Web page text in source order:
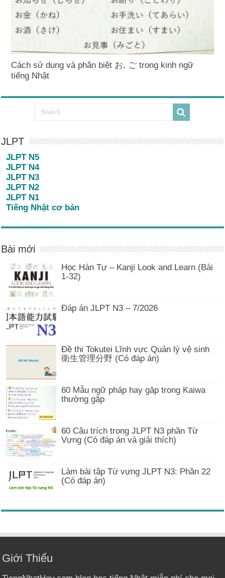
Cách sử dụng và phân biệt お, ご trong kinh ngữ
tiếng Nhật
JLPT
JLPT N5
JLPT N4
JLPT N3
JLPT N2
JLPT N1
Tiếng Nhật cơ bản
Bài mới
Học Hán Tự – Kanji Look and Learn (Bài
1-32)
Đáp án JLPT N3 – 7/2026
Đề thi Tokutei Lĩnh vực Quản lý vệ sinh
衛生管理分野 (Có đáp án)
60 Mẫu ngữ pháp hay gặp trong Kaiwa
thường gặp
60 Câu trích trong JLPT N3 phần Từ
Vựng (Có đáp án và giải thích)
Làm bài tập Từ vựng JLPT N3: Phần 22
(Có đáp án)
Giới Thiểu